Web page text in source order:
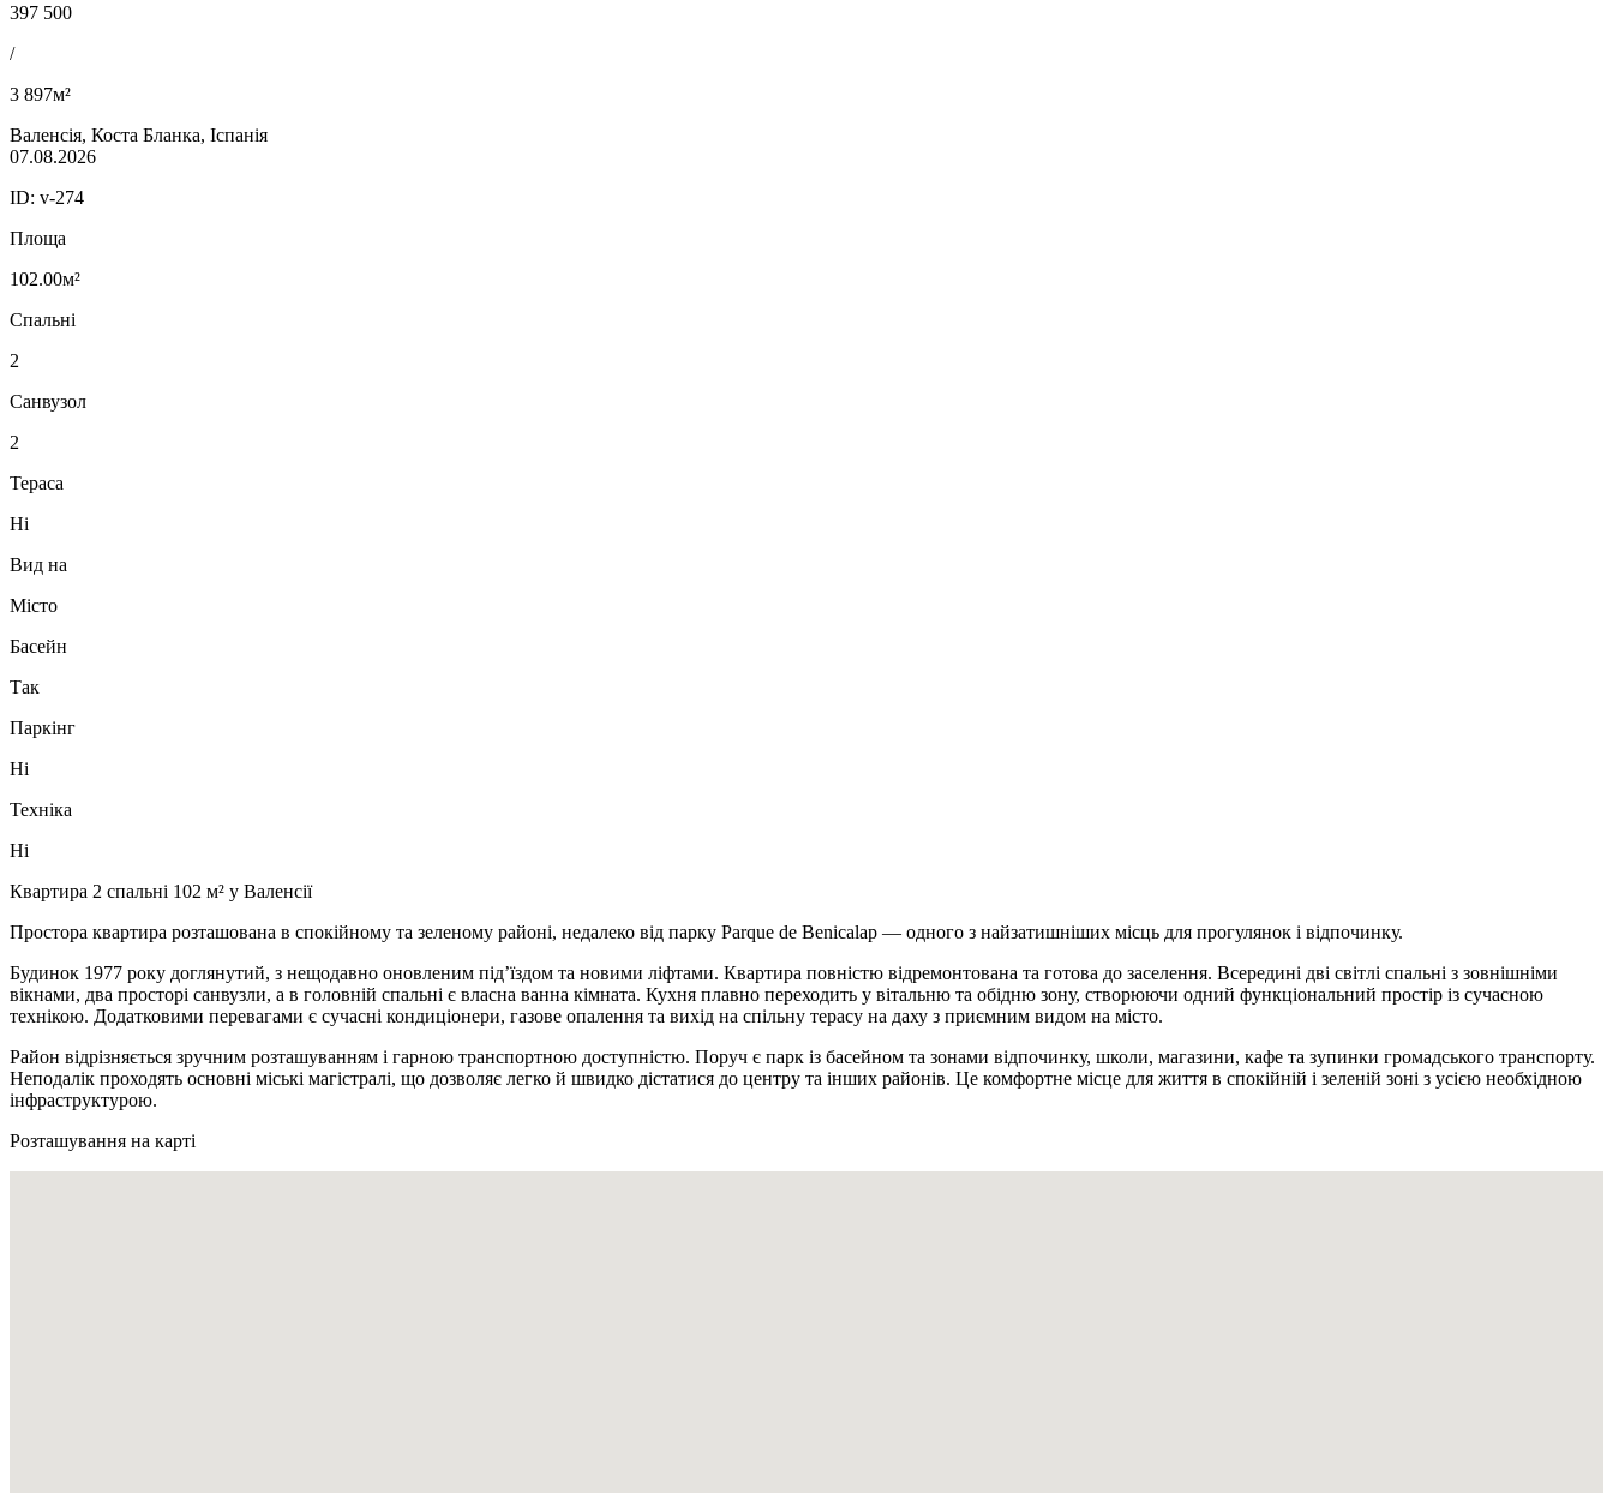
397 500
/
3 897м²
Валенсія, Коста Бланка, Іспанія
07.08.2026
ID: v-274
Площа
102.00м²
Спальні
2
Санвузол
2
Тераса
Ні
Вид на
Місто
Басейн
Так
Паркінг
Ні
Техніка
Ні
Квартира 2 спальні 102 м² у Валенсії
Простора квартира розташована в спокійному та зеленому районі, недалеко від парку Parque de Benicalap — одного з найзатишніших місць для прогулянок і відпочинку.
Будинок 1977 року доглянутий, з нещодавно оновленим під’їздом та новими ліфтами. Квартира повністю відремонтована та готова до заселення. Всередині дві світлі спальні з зовнішніми
вікнами, два просторі санвузли, а в головній спальні є власна ванна кімната. Кухня плавно переходить у вітальню та обідню зону, створюючи одний функціональний простір із сучасною
технікою. Додатковими перевагами є сучасні кондиціонери, газове опалення та вихід на спільну терасу на даху з приємним видом на місто.
Район відрізняється зручним розташуванням і гарною транспортною доступністю. Поруч є парк із басейном та зонами відпочинку, школи, магазини, кафе та зупинки громадського транспорту.
Неподалік проходять основні міські магістралі, що дозволяє легко й швидко дістатися до центру та інших районів. Це комфортне місце для життя в спокійній і зеленій зоні з усією необхідною
інфраструктурою.
Розташування на карті